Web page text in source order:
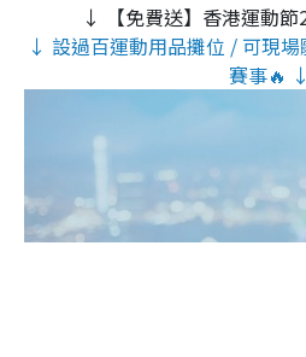
↓ 【免費送】香港運動
↓ 設過百運動用品攤位 / 可現
賽事🔥 ↓